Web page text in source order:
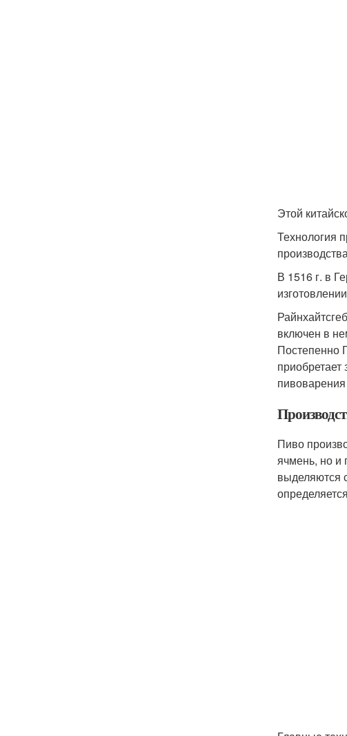
Этой
Технология
В 1516 г. в
включен в
Постепенно
Пиво
ячмень, но и
выделяются